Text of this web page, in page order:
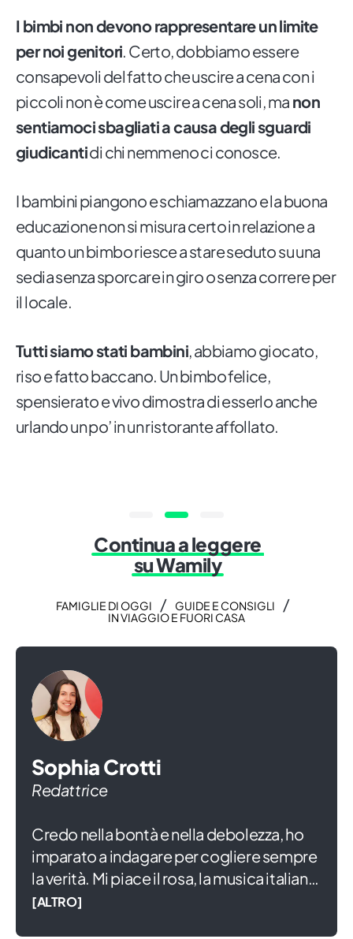
I bimbi non devono rappresentare un limite
per noi genitori. Certo, dobbiamo essere
consapevoli del fatto che uscire a cena con i
piccoli non è come uscire a cena soli, ma non
sentiamoci sbagliati a causa degli sguardi
giudicantidi chi nemmeno ci conosce.
I bambini piangono e schiamazzano e la buona
educazione non si misura certo in relazione a
quanto un bimbo riesce a stare seduto su una
sedia senza sporcare in giro o senza correre per
il locale.
Tutti siamo stati bambini, abbiamo giocato,
riso e fatto baccano. Un bimbo felice,
spensierato e vivo dimostra di esserlo anche
urlando un po’ in un ristorante affollato.
Continua a leggere
su Wamily
FAMIGLIE DI OGGI / GUIDE E CONSIGLI /
IN VIAGGIO E FUORI CASA
Sophia Crotti
Redattrice
Credo nella bontà e nella debolezza, ho
imparato a indagare per cogliere sempre
la verità. Mi piace il rosa, la musica italiana
e ridere di gusto anche se mi commuove
[ALTRO]